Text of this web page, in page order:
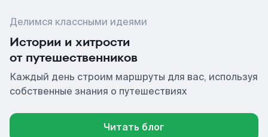
Делимся классными идеями
Истории и хитрости
от путешественников
Каждый день строим маршруты для вас, используя
собственные знания о путешествиях
Читать блог